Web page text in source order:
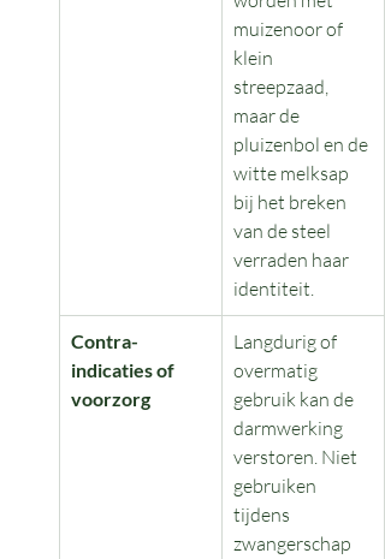
muizenoor of
klein
streepzaad,
maar de
pluizenbol en de
witte melksap
bij het breken
van de steel
verraden haar
identiteit.
Contra-
indicaties of
voorzorg
Langdurig of
overmatig
gebruik kan de
darmwerking
verstoren. Niet
gebruiken
tijdens
zwangerschap